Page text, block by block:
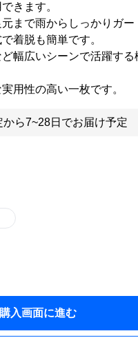
きます。
まで雨からしっかりガー
着脱も簡単です。
幅広いシーンで活躍する
用性の高い一枚です。
から7~28日でお届け予定
購入画面に進む